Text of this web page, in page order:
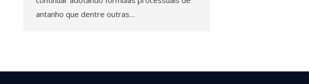
antanho que dentre outras…